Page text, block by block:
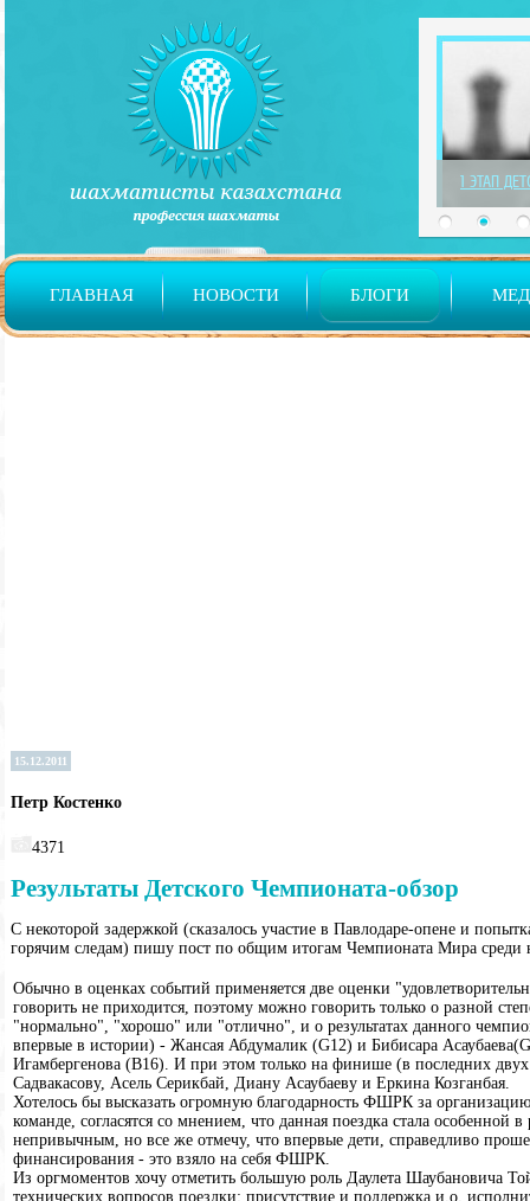
ГЛАВНАЯ НОВОСТИ БЛОГИ
1 ЭТАП
15.12.2011
Петр Костенко
4371
Результаты Детского Чемпионата-обзор
С некоторой задержкой (сказалось участие в Павлодаре-опене и
горячим следам) пишу пост по общим итогам Чемпионата Мира среди
Обычно в оценках событий применяется две оценки
говорить не приходится, поэтому можно говорить только о разной
"нормально", "хорошо" или "отлично", и о результатах данного
впервые в истории) - Жансая Абдумалик (G12) и Бибисара
Игамбергенова (B16). И при этом только на финише (в последних
Садвакасову, Асель Серикбай, Диану Асаубаеву и Еркина Козганбая.
Хотелось бы высказать огромную благодарность ФШРК за
команде, согласятся со мнением, что данная поездка стала
непривычным, но все же отмечу, что впервые дети, справедливо
финансирования - это взяло на себя ФШРК.
Из оргмоментов хочу отметить большую роль Даулета Шаубановича
технических вопросов поездки: присутствие и поддержка и.о.